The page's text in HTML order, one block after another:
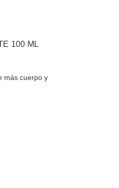
100 ML
más cuerpo y